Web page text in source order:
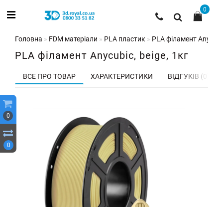
0
0
0
Головна FDM матеріали PLA пластик PLA філамент
PLA філамент Anycubic, beige, 1кг
ВСЕ ПРО ТОВАР ХАРАКТЕРИСТИКИ ВІДГУКІВ (0)